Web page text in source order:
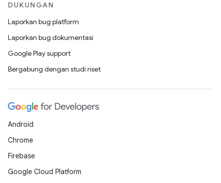
DUKUNGAN
Laporkan bug platform
Laporkan bug dokumentasi
Google Play support
Bergabung dengan studi riset
Android
Chrome
Firebase
Google Cloud Platform